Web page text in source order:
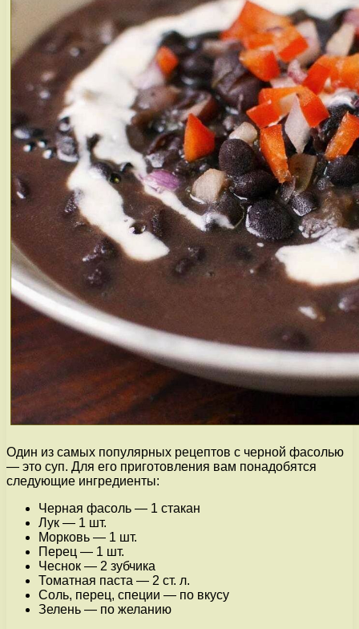
Один из самых популярных рецептов с черной фасолью
— это суп. Для его приготовления вам понадобятся
следующие ингредиенты:
Черная фасоль — 1 стакан
Лук — 1 шт.
Морковь — 1 шт.
Перец — 1 шт.
Чеснок — 2 зубчика
Томатная паста — 2 ст. л.
Соль, перец, специи — по вкусу
Зелень — по желанию